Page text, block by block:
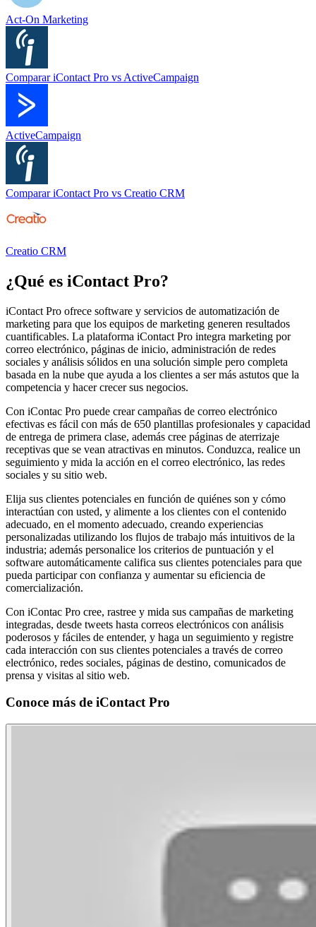
Act-On Marketing
Comparar iContact Pro vs ActiveCampaign
ActiveCampaign
Comparar iContact Pro vs Creatio CRM
Creatio CRM
¿Qué es iContact Pro?
iContact Pro ofrece software y servicios de automatización de
marketing para que los equipos de marketing generen resultados
cuantificables. La plataforma iContact Pro integra marketing por
correo electrónico, páginas de inicio, administración de redes
sociales y análisis sólidos en una solución simple pero completa
basada en la nube que ayuda a los clientes a ser más astutos que la
competencia y hacer crecer sus negocios.
Con iContac Pro puede crear campañas de correo electrónico
efectivas es fácil con más de 650 plantillas profesionales y capacidad
de entrega de primera clase, además cree páginas de aterrizaje
receptivas que se vean atractivas en minutos. Conduzca, realice un
seguimiento y mida la acción en el correo electrónico, las redes
sociales y su sitio web.
Elija sus clientes potenciales en función de quiénes son y cómo
interactúan con usted, y alimente a los clientes con el contenido
adecuado, en el momento adecuado, creando experiencias
personalizadas utilizando los flujos de trabajo más intuitivos de la
industria; además personalice los criterios de puntuación y el
software automáticamente califica sus clientes potenciales para que
pueda participar con confianza y aumentar su eficiencia de
comercialización.
Con iContac Pro cree, rastree y mida sus campañas de marketing
integradas, desde tweets hasta correos electrónicos con análisis
poderosos y fáciles de entender, y haga un seguimiento y registre
cada interacción con sus clientes potenciales a través de correo
electrónico, redes sociales, páginas de destino, comunicados de
prensa y visitas al sitio web.
Conoce más de iContact Pro